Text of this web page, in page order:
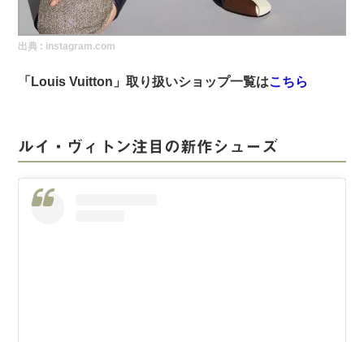
海外SHOP LIST
出典 : instagram.com
「Louis Vuitton」取り扱いショップ一覧はこちら
ルイ・ヴィトン注目の新作シューズ